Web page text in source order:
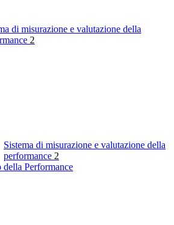
di misurazione e valutazione della
2
Sistema di misurazione e valutazione della
performance 2
della Performance